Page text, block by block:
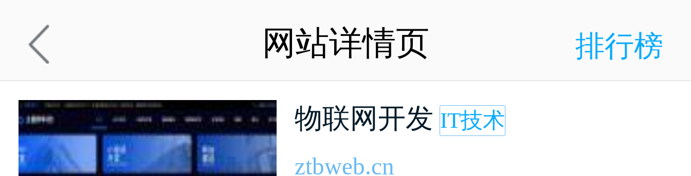
网站详情页 排行榜
物联网开发 IT技术
ztbweb.cn